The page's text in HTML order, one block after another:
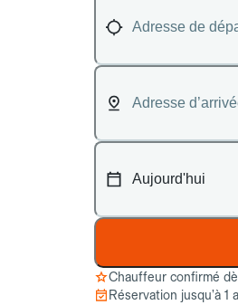
Chauffeur confirmé
Réservation jusqu’à 1